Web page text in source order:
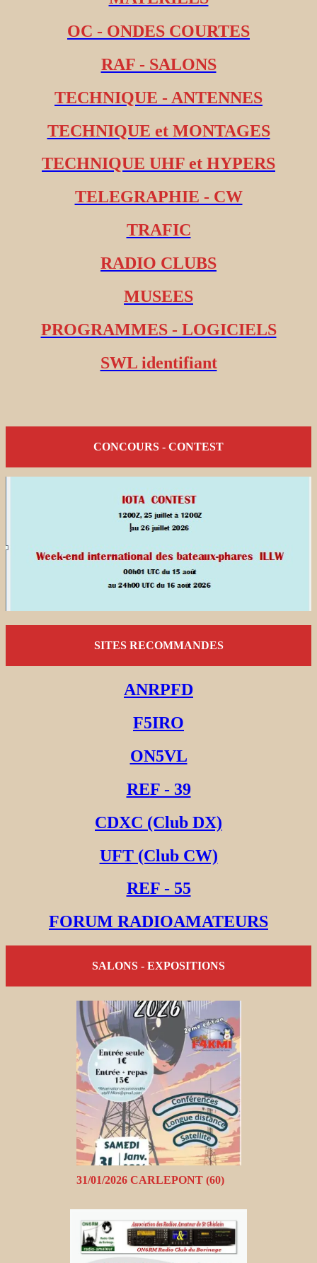
OC - ONDES COURTES
RAF - SALONS
TECHNIQUE - ANTENNES
TECHNIQUE et MONTAGES
TECHNIQUE UHF et HYPERS
TELEGRAPHIE - CW
TRAFIC
RADIO CLUBS
MUSEES
PROGRAMMES - LOGICIELS
SWL identifiant
CONCOURS - CONTEST
SITES RECOMMANDES
ANRPFD
F5IRO
ON5VL
REF - 39
CDXC (Club DX)
UFT (Club CW)
REF - 55
FORUM RADIOAMATEURS
SALONS - EXPOSITIONS
31/01/2026 CARLEPONT (60)